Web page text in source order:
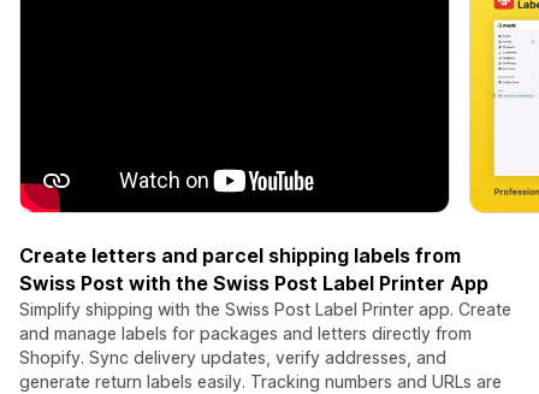
Create letters and parcel shipping labels from
Swiss Post with the Swiss Post Label Printer App
Simplify shipping with the Swiss Post Label Printer app. Create
and manage labels for packages and letters directly from
Shopify. Sync delivery updates, verify addresses, and
generate return labels easily. Tracking numbers and URLs are